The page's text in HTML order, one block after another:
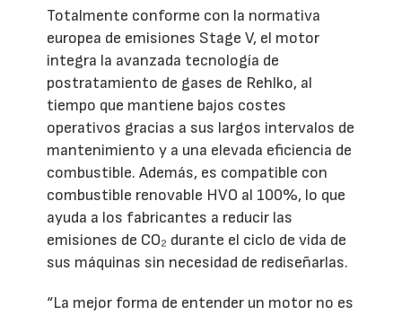
Totalmente conforme con la normativa
europea de emisiones Stage V, el motor
integra la avanzada tecnología de
postratamiento de gases de Rehlko, al
tiempo que mantiene bajos costes
operativos gracias a sus largos intervalos de
mantenimiento y a una elevada eficiencia de
combustible. Además, es compatible con
combustible renovable HVO al 100%, lo que
ayuda a los fabricantes a reducir las
emisiones de CO₂ durante el ciclo de vida de
sus máquinas sin necesidad de rediseñarlas.
“La mejor forma de entender un motor no es